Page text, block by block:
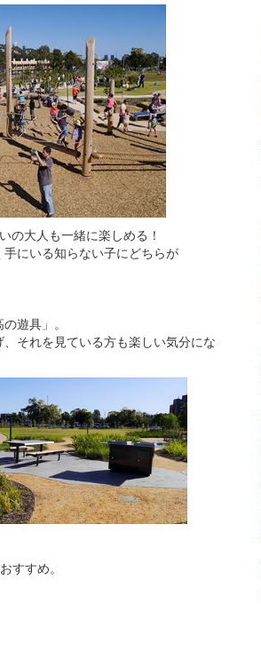
の大人も一緒に楽しめる！
にいる知らない子にどちらが
遊具」。
それを見ている方も楽しい気分にな
すすめ。